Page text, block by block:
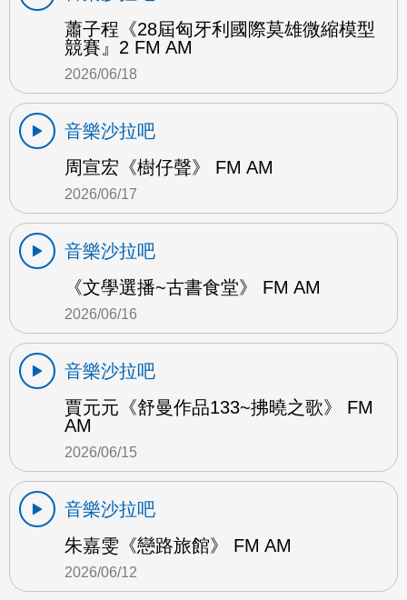
蕭子程《28屆匈牙利國際莫雄微縮模型
競賽』2 FM AM
2026/06/18
音樂沙拉吧
周宣宏《樹仔聲》 FM AM
2026/06/17
音樂沙拉吧
《文學選播~古書食堂》 FM AM
2026/06/16
音樂沙拉吧
賈元元《舒曼作品133~拂曉之歌》 FM
AM
2026/06/15
音樂沙拉吧
朱嘉雯《戀路旅館》 FM AM
2026/06/12